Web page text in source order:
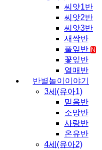
씨앗1반
씨앗2반
씨앗3반
새싹반
풀잎반 N
꽃잎반
열매반
반별놀이이야기
3세(유아1)
믿음반
소망반
사랑반
온유반
4세(유아2)